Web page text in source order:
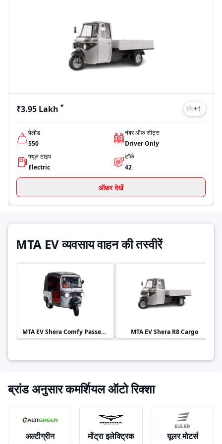
₹3.95 Lakh * +1
पेलोड
550
नंबर ऑफ़ सीट्स
Driver Only
फ्यूल टाइप
Electric
टॉर्क
42
ऑफ़र देखें
MTA EV व्यवसाय वाहन की तस्वीरें
MTA EVShera Comfy Passenger MTA EVShera R8 Cargo
ब्रांड अनुसार कमर्शियल ऑटो रिक्शा
अल्टीग्रीन मोंट्रा इलेक्ट्रिक यूलर मोटर्स